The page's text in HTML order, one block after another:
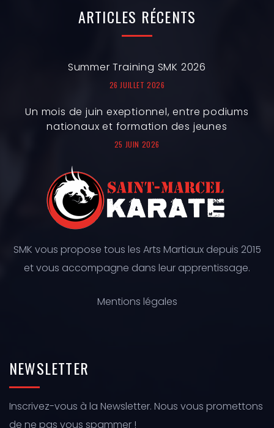
ARTICLES RÉCENTS
Summer Training SMK 2026
26 JUILLET 2026
Un mois de juin exeptionnel, entre podiums
nationaux et formation des jeunes
25 JUIN 2026
SMK vous propose tous les Arts Martiaux depuis 2015
et vous accompagne dans leur apprentissage.
Mentions légales
NEWSLETTER
Inscrivez-vous à la Newsletter. Nous vous promettons
de ne pas vous spammer !